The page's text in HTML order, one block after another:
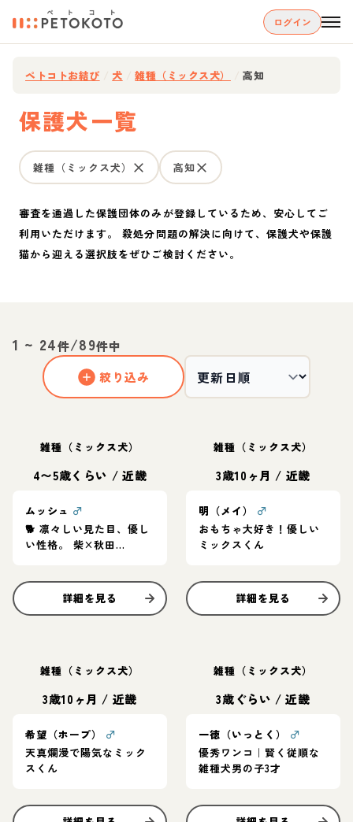
ログイン
ペトコトお結び 犬 雑種（ミックス犬） 高知
保護犬一覧
雑種（ミックス犬） 高知
審査を通過した保護団体のみが登録しているため、安心してご
利用いただけます。 殺処分問題の解決に向けて、保護犬や保護
猫から迎える選択肢をぜひご検討ください。
1 ~ 24件/89件中
絞り込み
雑種（ミックス犬）
4〜5歳くらい / 近畿
ムッシュ ♂
🐕 凛々しい見た目、優し
い性格。 柴×秋田
詳細を見る
雑種（ミックス犬）
3歳10ヶ月 / 近畿
明（メイ）
♂
おもちゃ大好き！優しい
ミックスくん
詳細を見る
雑種（ミックス犬）
3歳10ヶ月 / 近畿
希望（ホープ）
♂
天真爛漫で陽気なミック
スくん
雑種（ミックス犬）
3歳ぐらい /近畿
一徳（いっとく）
♂
優秀ワンコ｜賢く従順な
雑種犬男の子3才